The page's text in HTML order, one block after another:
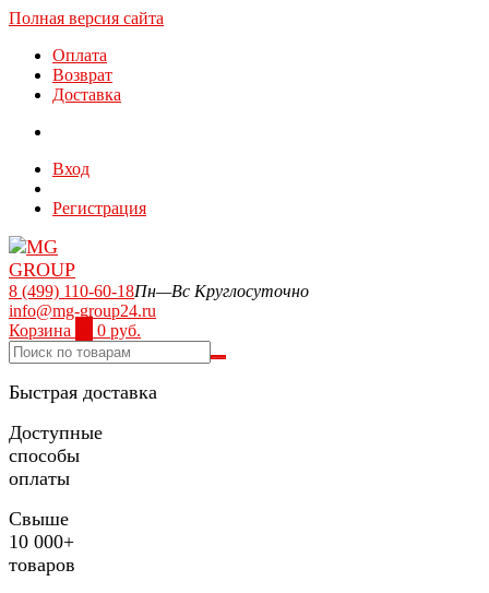
Полная версия сайта
Оплата
Возврат
Доставка
Вход
Регистрация
8 (499) 110-60-18Пн—Вс Круглосуточно
info@mg-group24.ru
Корзина
0 руб.
Быстрая доставка
Доступные
способы
оплаты
Свыше
10 000+
товаров